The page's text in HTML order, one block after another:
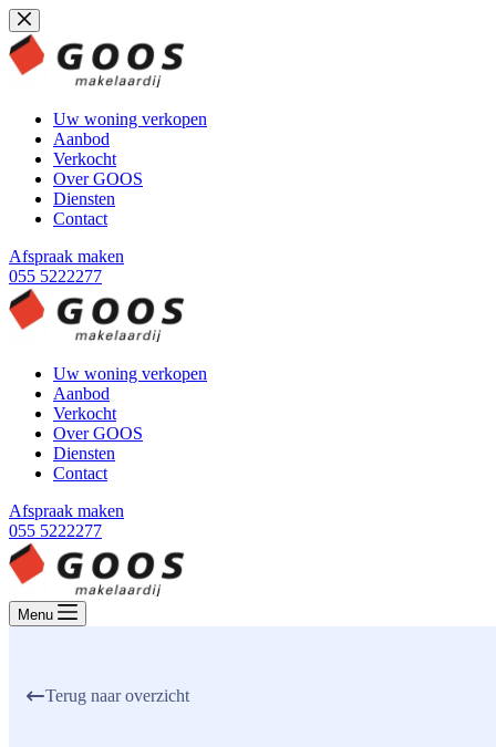
Ga
naar
de
inhoud
Uw woning verkopen
Aanbod
Verkocht
Over GOOS
Diensten
Contact
Afspraak maken
055 5222277
Uw woning verkopen
Aanbod
Verkocht
Over GOOS
Diensten
Contact
Afspraak maken
055 5222277
Menu
Terug naar overzicht